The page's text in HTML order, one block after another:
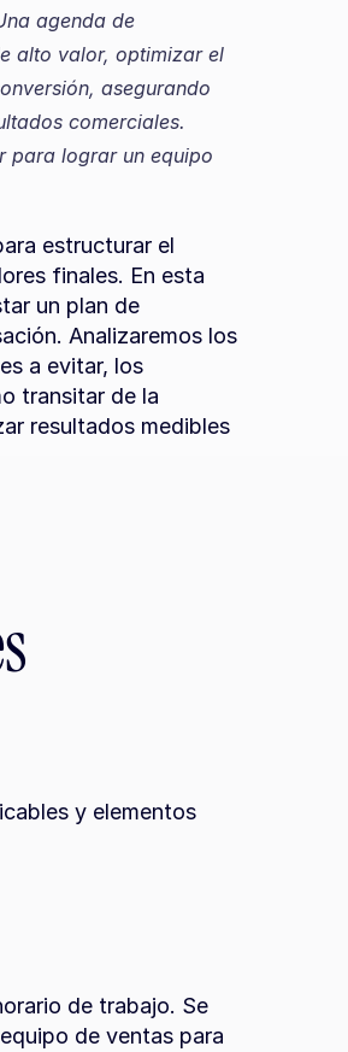
agenda de
alto valor, optimizar el
asegurando
comerciales.
para lograr un equipo
estructurar el
finales. En esta
un plan de
Analizaremos los
a evitar, los
transitar de la
resultados medibles
y elementos
de trabajo. Se
de ventas para